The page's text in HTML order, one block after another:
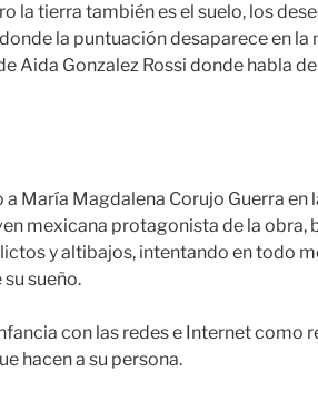
la tierra también es el suelo, los
la puntuación desaparece en la
Aida Gonzalez Rossi donde habla
María Magdalena Corujo Guerra en
mexicana protagonista de la obra,
y altibajos, intentando en todo
sueño.
con las redes e Internet como
hacen a su persona.